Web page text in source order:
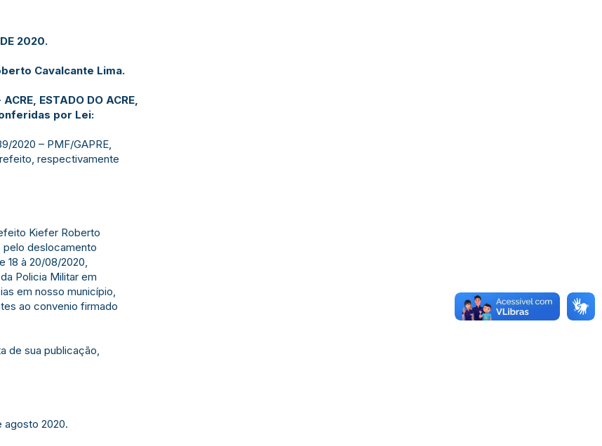
2020.
Cavalcante Lima.
ESTADO DO ACRE,
por Lei:
2020 – PMF/GAPRE,
respectivamente
Kiefer Roberto
pelo deslocamento
18 à 20/08/2020,
Policia Militar em
em nosso município,
ao convenio firmado
de sua publicação,
agosto 2020.